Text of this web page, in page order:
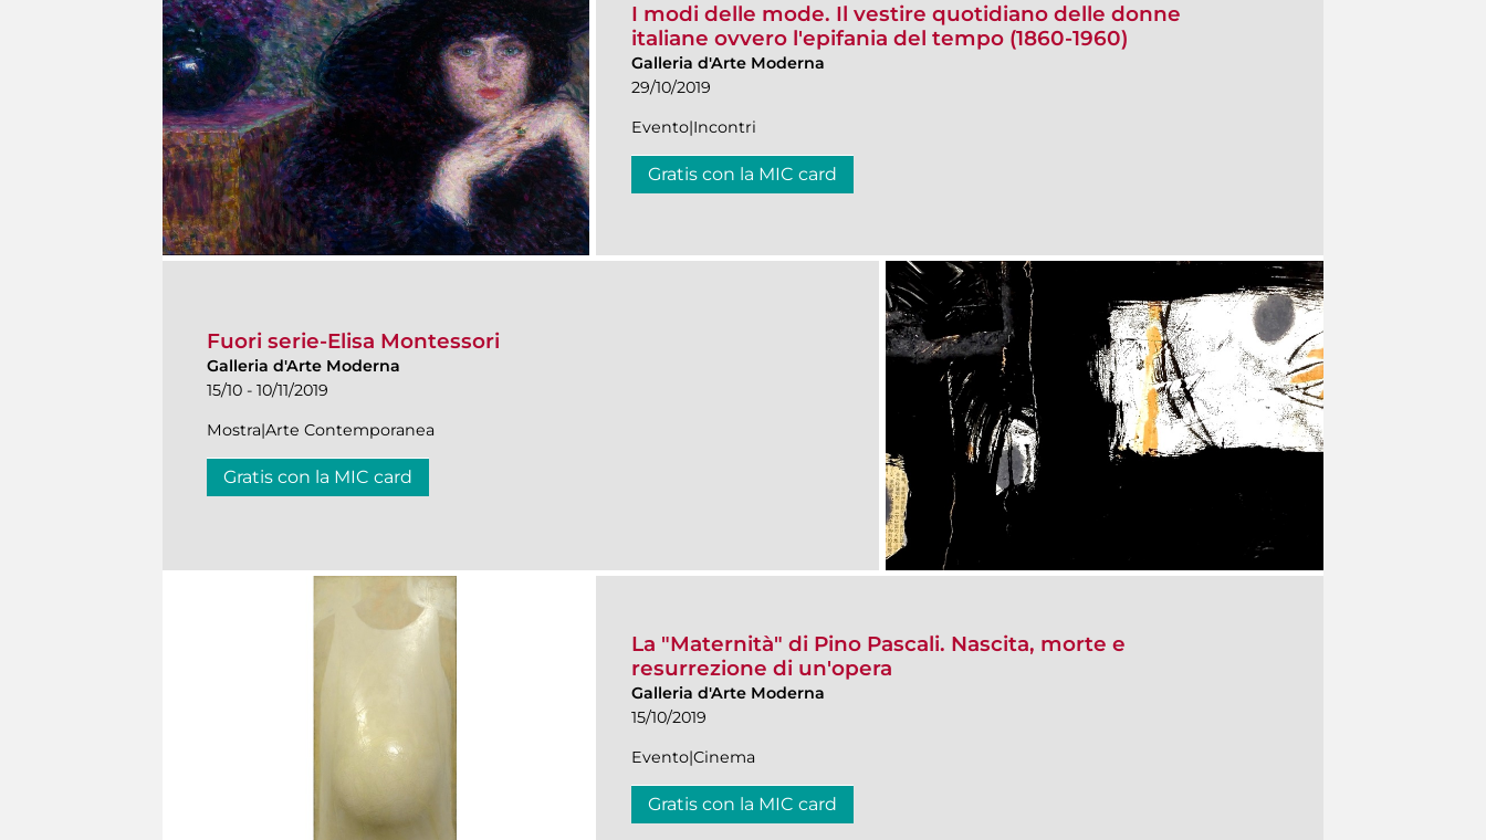
I modi delle mode. Il vestire quotidiano delle donne
italiane ovvero l'epifania del tempo (1860-1960)
Galleria d'Arte Moderna
29/10/2019
Evento|Incontri
Gratis con la MIC card
Fuori serie-Elisa Montessori
Galleria d'Arte Moderna
15/10 - 10/11/2019
Mostra|Arte Contemporanea
Gratis con la MIC card
La "Maternità" di Pino Pascali. Nascita, morte e
resurrezione di un'opera
Galleria d'Arte Moderna
15/10/2019
Evento|Cinema
Gratis con la MIC card